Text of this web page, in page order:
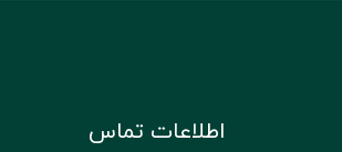
اطلاعات تماس